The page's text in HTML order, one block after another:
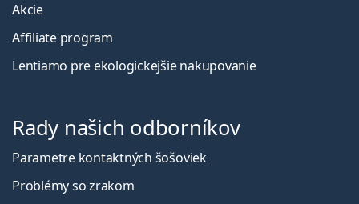
Akcie
Affiliate program
Lentiamo pre ekologickejšie nakupovanie
Rady našich odborníkov
Parametre kontaktných šošoviek
Problémy so zrakom